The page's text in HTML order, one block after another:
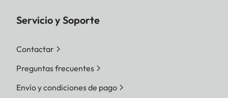
Servicio y Soporte
Contactar
Preguntas frecuentes
Envío y condiciones de pago